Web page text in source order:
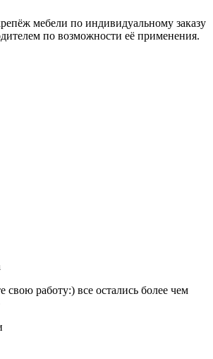
мебели по индивидуальному заказу
по возможности её применения.
свою работу:) все остались более чем